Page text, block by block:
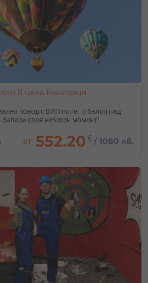
в цяла България
повод с ВИП полет с балон над
своя небесен момент!
от 552.20 € /1080 лв.